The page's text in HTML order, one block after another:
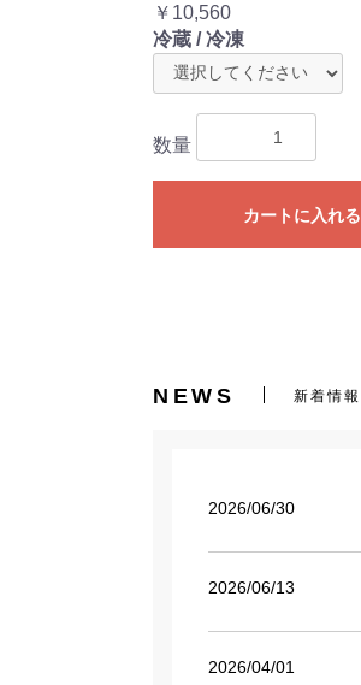
￥10,560
冷蔵 / 冷凍
数量
カートに入れる
NEWS 新着情報
2026/06/30
2026/06/13
2026/04/01